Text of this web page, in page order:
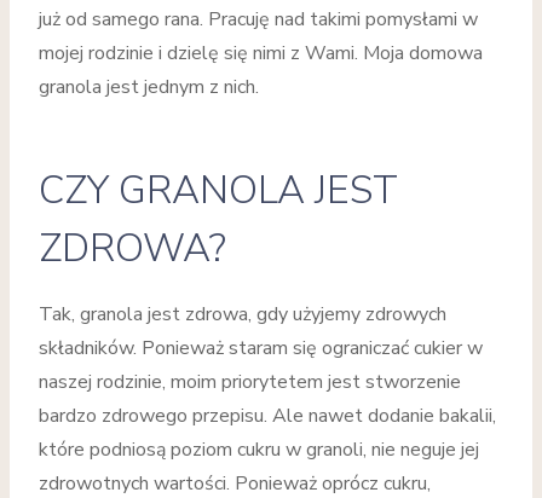
już od samego rana. Pracuję nad takimi pomysłami w
mojej rodzinie i dzielę się nimi z Wami. Moja domowa
granola jest jednym z nich.
CZY GRANOLA JEST
ZDROWA?
Tak, granola jest zdrowa, gdy użyjemy zdrowych
składników. Ponieważ staram się ograniczać cukier w
naszej rodzinie, moim priorytetem jest stworzenie
bardzo zdrowego przepisu. Ale nawet dodanie bakalii,
które podniosą poziom cukru w granoli, nie neguje jej
zdrowotnych wartości. Ponieważ oprócz cukru,